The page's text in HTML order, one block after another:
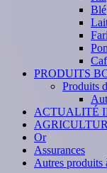
Blé
PRODUITS
Produits
ACTUALITÉ
Or
Assurances
Autres produits